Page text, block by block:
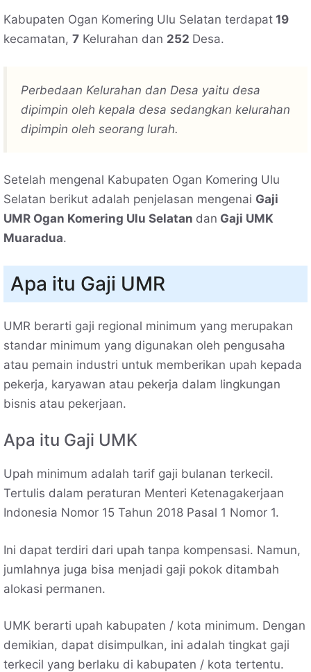
Kabupaten Ogan Komering Ulu Selatan terdapat 19
kecamatan, 7 Kelurahan dan 252 Desa.
Perbedaan Kelurahan dan Desa yaitu desa
dipimpin oleh kepala desa sedangkan kelurahan
dipimpin oleh seorang lurah.
Setelah mengenal Kabupaten Ogan Komering Ulu
Selatan berikut adalah penjelasan mengenai Gaji
UMR Ogan Komering Ulu Selatan dan Gaji UMK
Muaradua.
Apa itu Gaji UMR
UMR berarti gaji regional minimum yang merupakan
standar minimum yang digunakan oleh pengusaha
atau pemain industri untuk memberikan upah kepada
pekerja, karyawan atau pekerja dalam lingkungan
bisnis atau pekerjaan.
Apa itu Gaji UMK
Upah minimum adalah tarif gaji bulanan terkecil.
Tertulis dalam peraturan Menteri Ketenagakerjaan
Indonesia Nomor 15 Tahun 2018 Pasal 1 Nomor 1.
Ini dapat terdiri dari upah tanpa kompensasi. Namun,
jumlahnya juga bisa menjadi gaji pokok ditambah
alokasi permanen.
UMK berarti upah kabupaten / kota minimum. Dengan
demikian, dapat disimpulkan, ini adalah tingkat gaji
terkecil yang berlaku di kabupaten / kota tertentu.